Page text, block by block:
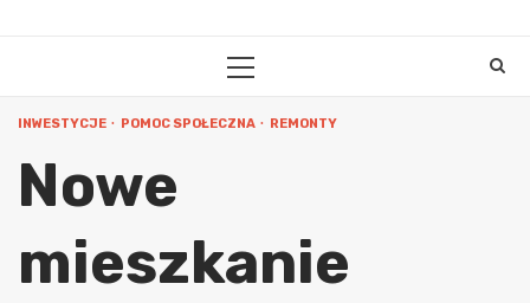
PRIMARY
INWESTYCJE POMOC SPOŁECZNA REMONTY
Nowe
mieszkanie